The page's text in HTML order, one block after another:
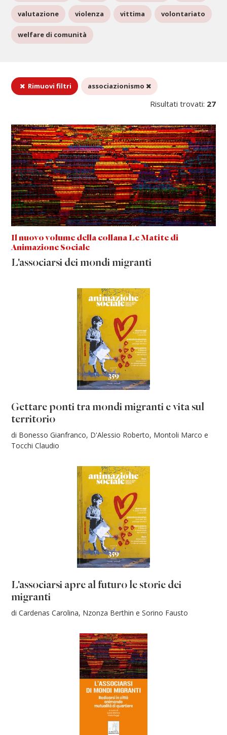
valutazione violenza vittima volontariato
welfare di comunità
Rimuovi filtri associazionismo
Risultati trovati: 27
Il nuovo volume della collana Le Matite di
Animazione Sociale
L'associarsi dei mondi migranti
Gettare ponti tra mondi migranti e vita sul
territorio
di Bonesso Gianfranco, D'Alessio Roberto, Montoli Marco e
Tocchi Claudio
L'associarsi apre al futuro le storie dei
migranti
di Cardenas Carolina, Nzonza Berthin e Sorino Fausto